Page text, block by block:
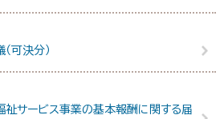
可決分）
サービス事業の基本報酬に関する届